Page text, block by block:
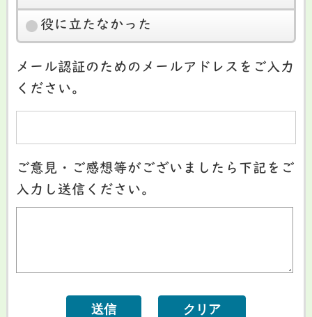
役に立たなかった
メール認証のためのメールアドレスをご入力
ください。
ご意見・ご感想等がございましたら下記をご
入力し送信ください。